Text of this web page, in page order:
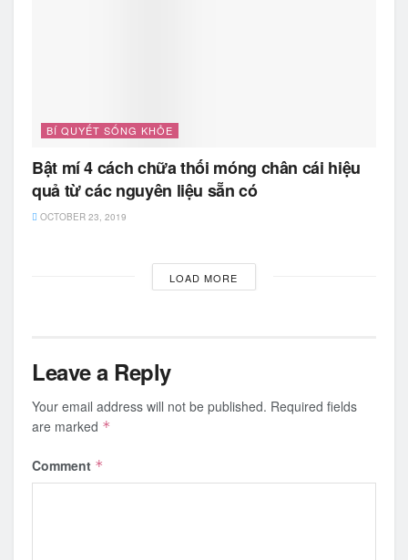
BÍ QUYẾT SỐNG KHỎE
Bật mí 4 cách chữa thối móng chân cái hiệu
quả từ các nguyên liệu sẵn có
OCTOBER 23, 2019
LOAD MORE
Leave a Reply
Your email address will not be published. Required fields
are marked *
Comment *